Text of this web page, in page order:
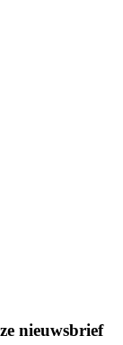
nieuwsbrief